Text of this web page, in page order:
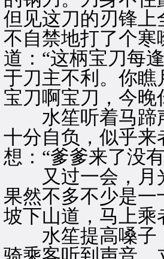
但见这刀的刃锋
不自禁地打了个
道：“这柄宝刀每
于刀主不利。你
宝刀啊宝刀，今晚
水笙听着马蹄声
十分自负，似乎
想：“爹爹来了没
又过一会，月光
果然不多不少是
坡下山道，马上
水笙提高嗓子，